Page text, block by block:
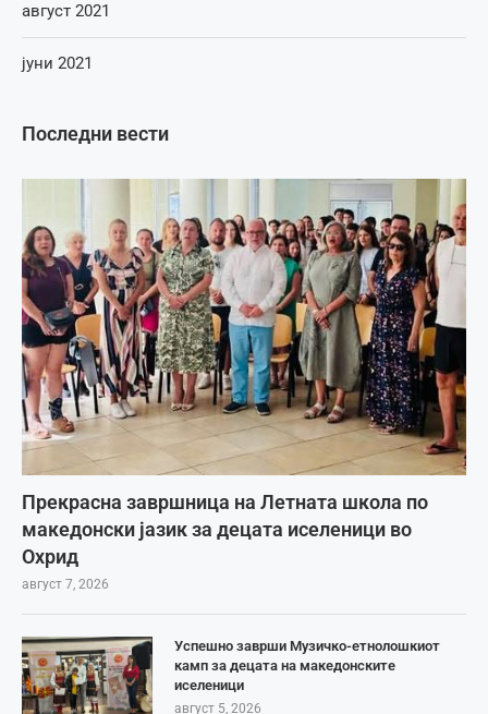
Последни вести
Прекрасна завршница на Летната школа по
македонски јазик за децата иселеници во
Охрид
август 7, 2026
Успешно заврши Музичко-етнолошкиот
камп за децата на македонските
иселеници
август 5, 2026
август 2021
јуни 2021